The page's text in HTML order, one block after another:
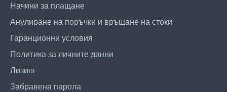
Начини за плащане
Анулиране на поръчки и връщане на стоки
Гаранционни условия
Политика за личните данни
Лизинг
Забравена парола